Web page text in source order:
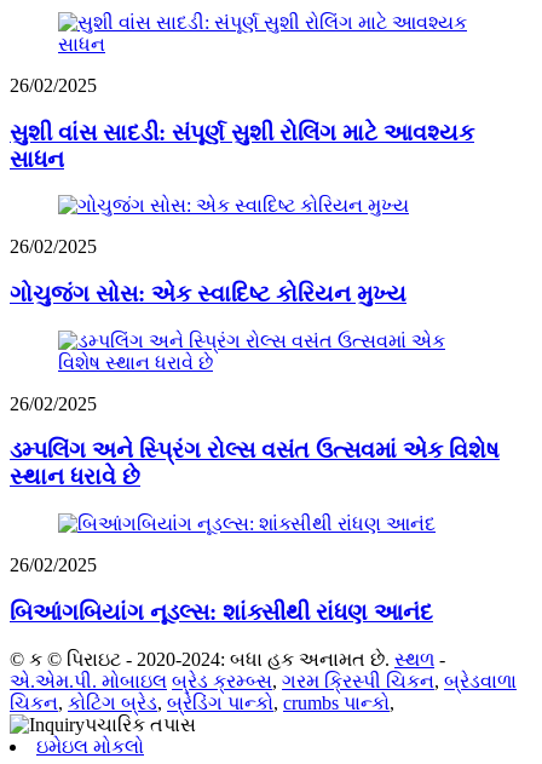
26/02/2025
સુશી વાંસ સાદડી: સંપૂર્ણ સુશી રોલિંગ માટે આવશ્યક
સાધન
26/02/2025
ગોચુજંગ સોસ: એક સ્વાદિષ્ટ કોરિયન મુખ્ય
26/02/2025
ડમ્પલિંગ અને સ્પ્રિંગ રોલ્સ વસંત ઉત્સવમાં એક વિશેષ
સ્થાન ધરાવે છે
26/02/2025
બિઆંગબિયાંગ નૂડલ્સ: શાંક્સીથી રાંધણ આનંદ
© ક © પિરાઇટ - 2020-2024: બધા હક અનામત છે. સ્થળ -
એ.એમ.પી. મોબાઇલ બ્રેડ ક્રમ્બ્સ, ગરમ ક્રિસ્પી ચિકન, બ્રેડવાળા
ચિકન, કોટિંગ બ્રેડ, બ્રેડિંગ પાન્કો, crumbs પાન્કો,
ઇમેઇલ મોકલો